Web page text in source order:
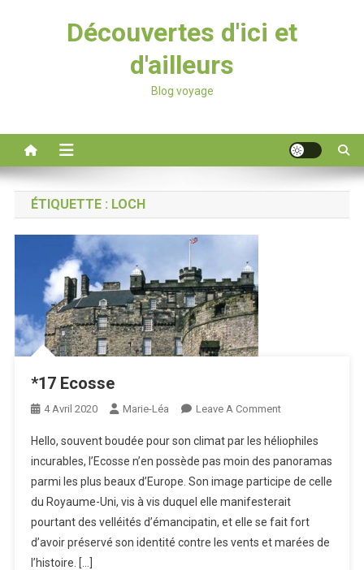
Découvertes d'ici et
d'ailleurs
Blog voyage
ÉTIQUETTE : LOCH
*17 Ecosse
4 Avril 2020 Marie-Léa Leave A CommentOn
Ecosse
Hello, souvent boudée pour son climat par les héliophiles
incurables, l’Ecosse n’en possède pas moin des panoramas
parmi les plus beaux d’Europe. Son image participe de celle
du Royaume-Uni, vis à vis duquel elle manifesterait
pourtant des velléités d’émancipatin, et elle se fait fort
d’avoir préservé son identité contre les vents et marées de
l’histoire. […]